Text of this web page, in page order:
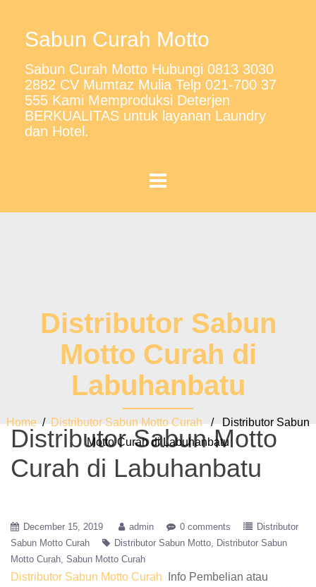
Sabun Curah Motto
Sabun Curah Motto Hubungi 0813 3030
2882 CV Mumtaz Mulia Telp 021-700 37
555 Kami Memproduksi Deterjen
BERKUALITAS untuk layanan Laundry
dan Hotel.
Distributor Sabun
Motto Curah di
Labuhanbatu
Home / Distributor Sabun Motto Curah / Distributor Sabun
Motto Curah di Labuhanbatu
Distributor Sabun Motto
Curah di Labuhanbatu
December 15, 2019 admin 0 comments
Distributor
Sabun Motto Curah
Distributor Sabun Motto
Distributor Sabun
Motto Curah Sabun Motto Curah
Distributor Sabun Motto Curah
Info Pembelian atau